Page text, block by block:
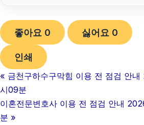
좋아요 0 싫어요 0
인쇄
« 금천구하수구막힘 이용 전 점검 안
시09분
이혼전문변호사 이용 전 점검 안내
분 »